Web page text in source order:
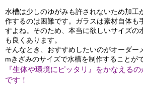
水槽は少しのゆがみも許されないため加工
作するのは困難です。ガラスは素材自体も
すよね。そのため、本当に欲しいサイズの
も良くあります。
そんなとき、おすすめしたいのがオーダー
mきざみのサイズで水槽を制作することが
『生体や環境にピッタリ』をかなえる
です！